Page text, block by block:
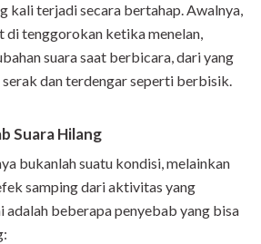
kali terjadi secara bertahap. Awalnya,
di tenggorokan ketika menelan,
suara saat berbicara, dari yang
serak dan terdengar seperti berbisik.
Suara Hilang
bukanlah suatu kondisi, melainkan
samping dari aktivitas yang
adalah beberapa penyebab yang bisa